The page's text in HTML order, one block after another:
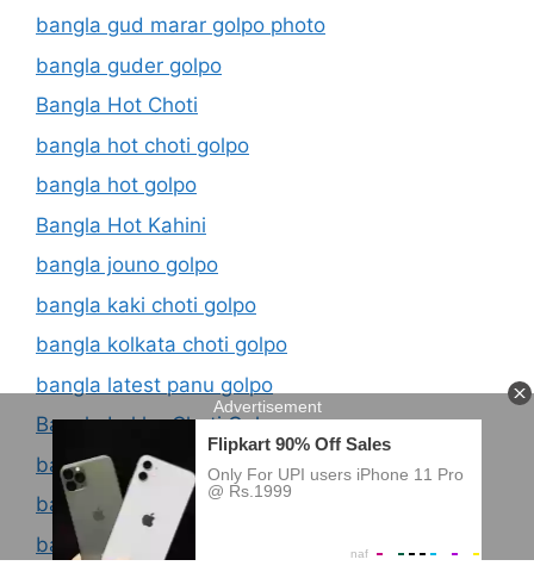
bangla gud marar golpo photo
bangla guder golpo
Bangla Hot Choti
bangla hot choti golpo
bangla hot golpo
Bangla Hot Kahini
bangla jouno golpo
bangla kaki choti golpo
bangla kolkata choti golpo
bangla latest panu golpo
Bangla Lekha Choti Golpo
bangla lesbian choti
bangla ma chele chodar hot kahini
bangla ma cheler chodar golpo